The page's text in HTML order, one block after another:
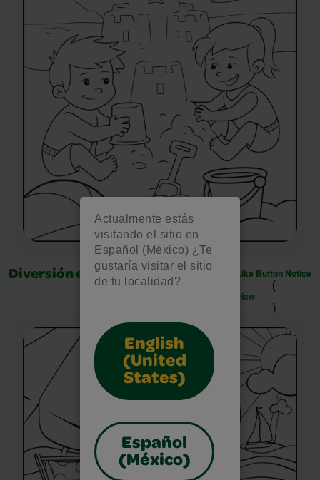
Actualmente estás
visitando el sitio en
Español (México) ¿Te
gustaría visitar el sitio
de tu localidad?
English
(United
States)
Español
(México)
Diversión en la playa Like Button Notice
(
view
)